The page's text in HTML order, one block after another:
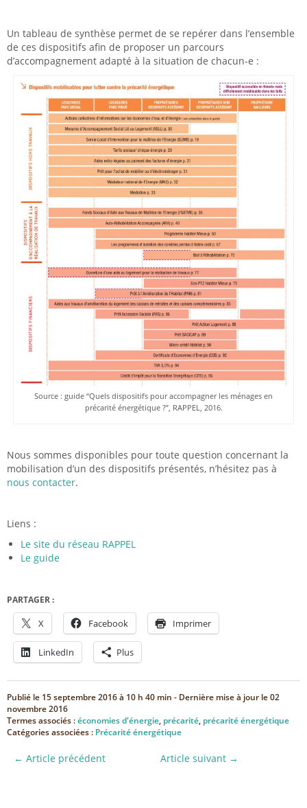
Un tableau de synthèse permet de se repérer dans l’ensemble
de ces dispositifs afin de proposer un parcours
d’accompagnement adapté à la situation de chacun-e :
Source : guide “Quels dispositifs pour accompagner les ménages en
précarité énergétique ?”, RAPPEL, 2016.
Nous sommes disponibles pour toute question concernant la
mobilisation d’un des dispositifs présentés, n’hésitez pas à
nous contacter.
Liens :
Le site du réseau RAPPEL
Le guide
PARTAGER :
X Facebook Imprimer
LinkedIn Plus
Publié le 15 septembre 2016 à 10 h 40 min - Dernière mise à jour le02
novembre 2016
Termes associés :économies d'énergie, précarité, précarité énergétique
Catégories associées : Précarité énergétique
← Article précédent Article suivant →